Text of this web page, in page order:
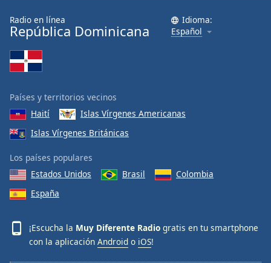
Family
Reset
Dialog
End
dialog
window.
Radio en línea
República Dominicana
Idioma:
Español
Países y territorios vecinos
Haití
Islas Vírgenes Americanas
Islas Vírgenes Británicas
Los países populares
Estados Unidos
Brasil
Colombia
España
¡Escucha la Muy Diferente Radio gratis en tu smartphone
con la aplicación Android o iOS!